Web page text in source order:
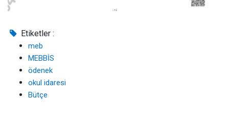
Etiketler :
meb
MEBBİS
ödenek
okul idaresi
Bütçe